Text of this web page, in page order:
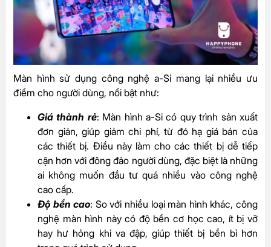
Màn hình sử dụng công nghệ a-Si mang lại nhiều ưu
điểm cho người dùng, nổi bật như:
Giá thành rẻ: Màn hình a-Si có quy trình sản xuất
đơn giản, giúp giảm chi phí, từ đó hạ giá bán của
các thiết bị. Điều này làm cho các thiết bị dễ tiếp
cận hơn với đông đảo người dùng, đặc biệt là những
ai không muốn đầu tư quá nhiều vào công nghệ
cao cấp.
Độ bền cao: So với nhiều loại màn hình khác, công
nghệ màn hình này có độ bền cơ học cao, ít bị vỡ
hay hư hỏng khi va đập, giúp thiết bị bền bỉ hơn